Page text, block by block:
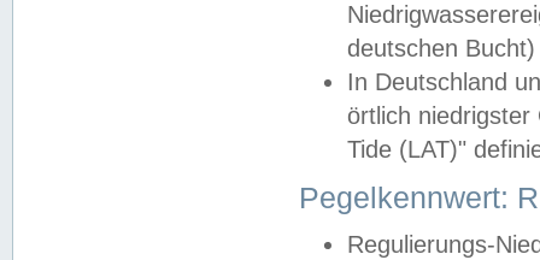
deutschen
In Deutschland
örtlich
Tide (LAT)"
Pegelkennwert:
Regulierungs-